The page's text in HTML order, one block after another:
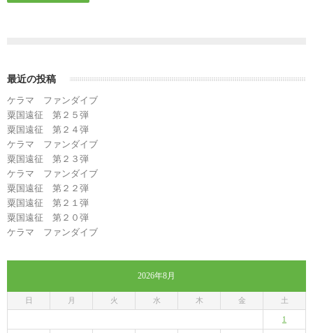
最近の投稿
ケラマ ファンダイブ
粟国遠征 第２５弾
粟国遠征 第２４弾
ケラマ ファンダイブ
粟国遠征 第２３弾
ケラマ ファンダイブ
粟国遠征 第２２弾
粟国遠征 第２１弾
粟国遠征 第２０弾
ケラマ ファンダイブ
2026年8月
日 月 火 水 木 金 土
1